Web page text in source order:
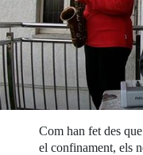
Com han fet des
el confinament, els